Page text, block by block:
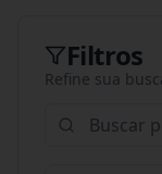
Filtros
Refine sua